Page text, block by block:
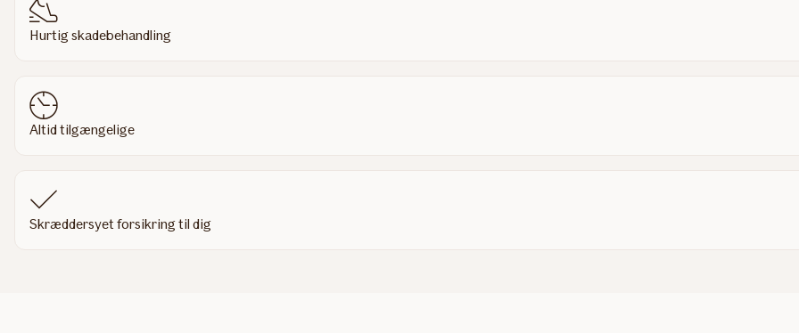
Hurtig skadebehandling
Altid tilgængelige
Skræddersyet forsikring til dig